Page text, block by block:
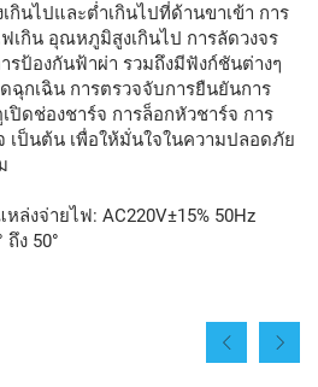
กินไปและต่ำเกินไปที่ด้านขาเข้า การ
เกิน อุณหภูมิสูงเกินไป การลัดวงจร
รป้องกันฟ้าผ่า รวมถึงมีฟังก์ชันต่างๆ
ฉุกเฉิน การตรวจจับการยืนยันการ
ปิดช่องชาร์จ การล็อกหัวชาร์จ การ
ป็นต้น เพื่อให้มั่นใจในความปลอดภัย
ล่งจ่ายไฟ: AC220V±15% 50Hz
ง 50°